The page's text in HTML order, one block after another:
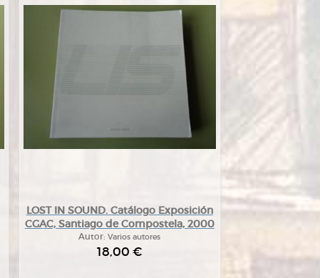
LOST IN SOUND. Catálogo Exposición
CGAC, Santiago de Compostela, 2000
Autor:Varios autores
18,00 €